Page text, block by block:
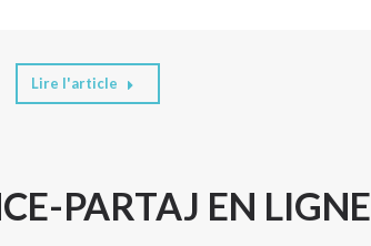
Lire l'article
PARTAJ EN LIGNE